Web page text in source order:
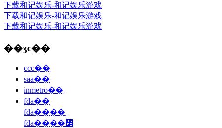
下载和记娱乐-和记娱乐游戏
下载和记娱乐-和记娱乐游戏
下载和记娱乐-和记娱乐游戏
��ʒϵ��
ccc��֤
saa��֤
inmetro��֤
fda��֤
fda��֤��˾
fda��֤��׼